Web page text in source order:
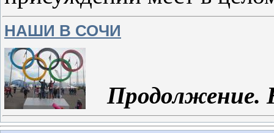
НАШИ В СОЧИ
Продолжение.